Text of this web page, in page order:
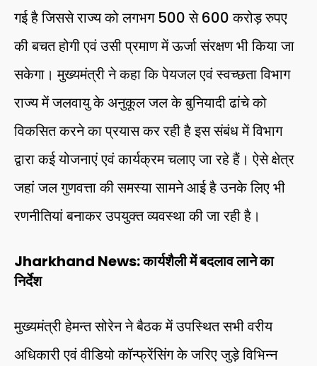
गई है जिससे राज्य को लगभग 500 से 600 करोड़ रुपए
की बचत होगी एवं उसी प्रमाण में ऊर्जा संरक्षण भी किया जा
सकेगा। मुख्यमंत्री ने कहा कि पेयजल एवं स्वच्छता विभाग
राज्य में जलवायु के अनुकूल जल के बुनियादी ढांचे को
विकसित करने का प्रयास कर रही है इस संबंध में विभाग
द्वारा कई योजनाएं एवं कार्यक्रम चलाए जा रहे हैं। ऐसे क्षेत्र
जहां जल गुणवत्ता की समस्या सामने आई है उनके लिए भी
रणनीतियां बनाकर उपयुक्त व्यवस्था की जा रही है।
Jharkhand News: कार्यशैली में बदलाव लाने का
निर्देश
मुख्यमंत्री हेमन्त सोरेन ने बैठक में उपस्थित सभी वरीय
अधिकारी एवं वीडियो कॉन्फ्रेंसिंग के जरिए जुड़े विभिन्न